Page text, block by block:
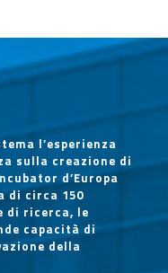
l’esperienza
sulla creazione di
d’Europa
di circa 150
di ricerca, le
capacità di
della